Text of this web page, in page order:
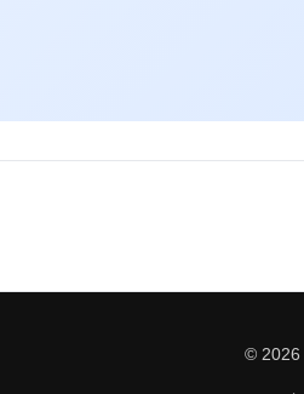
© 2026